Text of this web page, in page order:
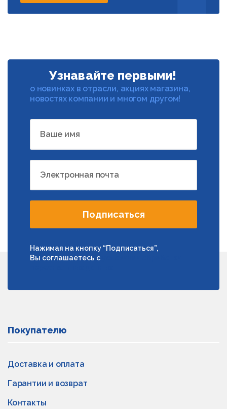
Узнавайте первыми!
о новинках в отрасли, акциях магазина,
новостях компании и многом другом!
Ваше имя
Электронная почта
Подписаться
Нажимая на кнопку “Подписаться”,
Вы соглашаетесь с
Покупателю
Доставка и оплата
Гарантии и возврат
Контакты